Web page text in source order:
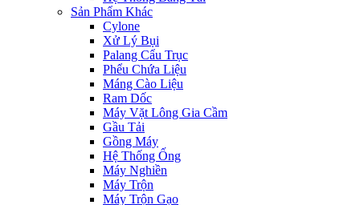
Sản Phẩm Khác
Cylone
Xử Lý Bụi
Palang Cẩu Trục
Phểu Chứa Liệu
Máng Cào Liệu
Ram Dốc
Máy Vặt Lông Gia Cầm
Gầu Tải
Gồng Máy
Hệ Thống Ống
Máy Nghiền
Máy Trộn
Máy Trộn Gạo